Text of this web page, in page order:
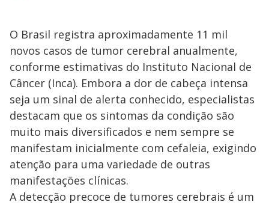
O Brasil registra aproximadamente 11 mil
novos casos de tumor cerebral anualmente,
conforme estimativas do Instituto Nacional de
Câncer (Inca). Embora a dor de cabeça intensa
seja um sinal de alerta conhecido, especialistas
destacam que os sintomas da condição são
muito mais diversificados e nem sempre se
manifestam inicialmente com cefaleia, exigindo
atenção para uma variedade de outras
manifestações clínicas.
A detecção precoce de tumores cerebrais é um